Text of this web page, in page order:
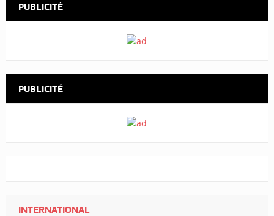
PUBLICITÉ
PUBLICITÉ
INTERNATIONAL